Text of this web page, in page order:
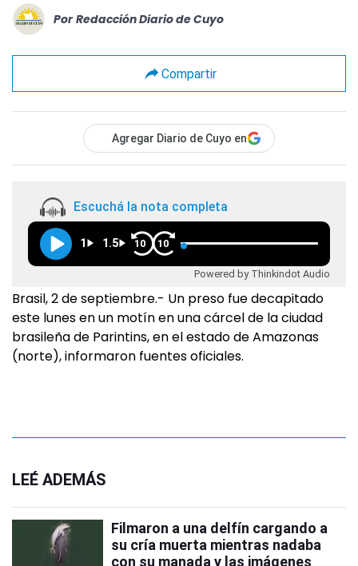
Por Redacción Diario de Cuyo
Compartir
Agregar Diario de Cuyo en
Escuchá la nota completa
1 1.5 10 10
Powered by Thinkindot Audio
Brasil, 2 de septiembre.- Un preso fue decapitado
este lunes en un motín en una cárcel de la ciudad
brasileña de Parintins, en el estado de Amazonas
(norte), informaron fuentes oficiales.
LEÉ ADEMÁS
Filmaron a una delfín cargando a
su cría muerta mientras nadaba
con su manada y las imágenes